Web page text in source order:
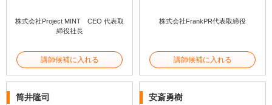
株式会社Project MINT CEO 代表取
締役社長
講師候補に入れる
株式会社FrankPR代表取締役
講師候補に入れる
筒井隆司 安斎勇樹